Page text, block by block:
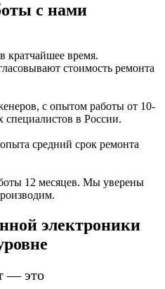
с нами
кратчайшее время.
стоимость ремонта
с опытом работы от 10-
в России.
средний срок ремонта
12 месяцев. Мы уверены
электроники
— это